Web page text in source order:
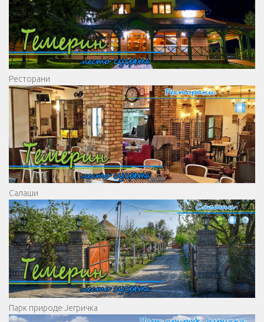
Ресторани
Салаши
Парк природе Јегричка